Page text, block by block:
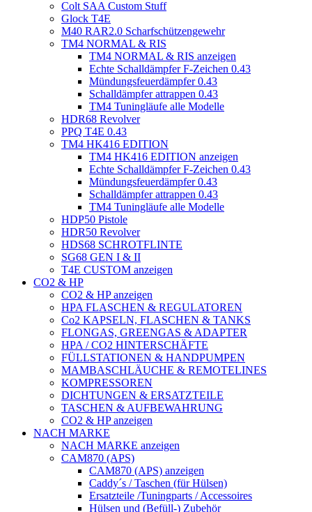
Colt SAA Custom Stuff
Glock T4E
M40 RAR2.0 Scharfschützengewehr
TM4 NORMAL & RIS
TM4 NORMAL & RIS anzeigen
Echte Schalldämpfer F-Zeichen 0.43
Mündungsfeuerdämpfer 0.43
Schalldämpfer attrappen 0.43
TM4 Tuningläufe alle Modelle
HDR68 Revolver
PPQ T4E 0.43
TM4 HK416 EDITION
TM4 HK416 EDITION anzeigen
Echte Schalldämpfer F-Zeichen 0.43
Mündungsfeuerdämpfer 0.43
Schalldämpfer attrappen 0.43
TM4 Tuningläufe alle Modelle
HDP50 Pistole
HDR50 Revolver
HDS68 SCHROTFLINTE
SG68 GEN I & II
T4E CUSTOM anzeigen
CO2 & HP
CO2 & HP anzeigen
HPA FLASCHEN & REGULATOREN
Co2 KAPSELN, FLASCHEN & TANKS
FLONGAS, GREENGAS & ADAPTER
HPA / CO2 HINTERSCHÄFTE
FÜLLSTATIONEN & HANDPUMPEN
MAMBASCHLÄUCHE & REMOTELINES
KOMPRESSOREN
DICHTUNGEN & ERSATZTEILE
TASCHEN & AUFBEWAHRUNG
CO2 & HP anzeigen
NACH MARKE
NACH MARKE anzeigen
CAM870 (APS)
CAM870 (APS) anzeigen
Caddy´s / Taschen (für Hülsen)
Ersatzteile /Tuningparts / Accessoires
Hülsen und (Befüll-) Zubehör